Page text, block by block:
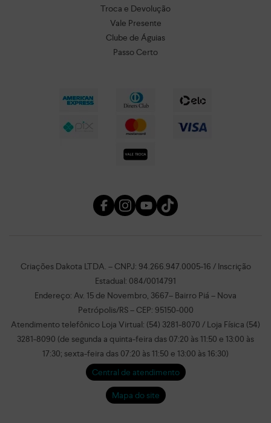
Troca e Devolução
Vale Presente
Clube de Águias
Passo Certo
Criações Dakota LTDA. – CNPJ: 94.266.947.0005-16 / Inscrição
Estadual: 084/0014791
Endereço: Av. 15 de Novembro, 3667– Bairro Piá – Nova
Petrópolis/RS – CEP: 95150-000
Atendimento telefônico Loja Virtual: (54) 3281-8070 / Loja Física (54)
3281-8090 (de segunda a quinta-feira das 07:20 às 11:50 e 13:00 às
17:30; sexta-feira das 07:20 às 11:50 e 13:00 às 16:30)
Central de atendimento
Mapa do site